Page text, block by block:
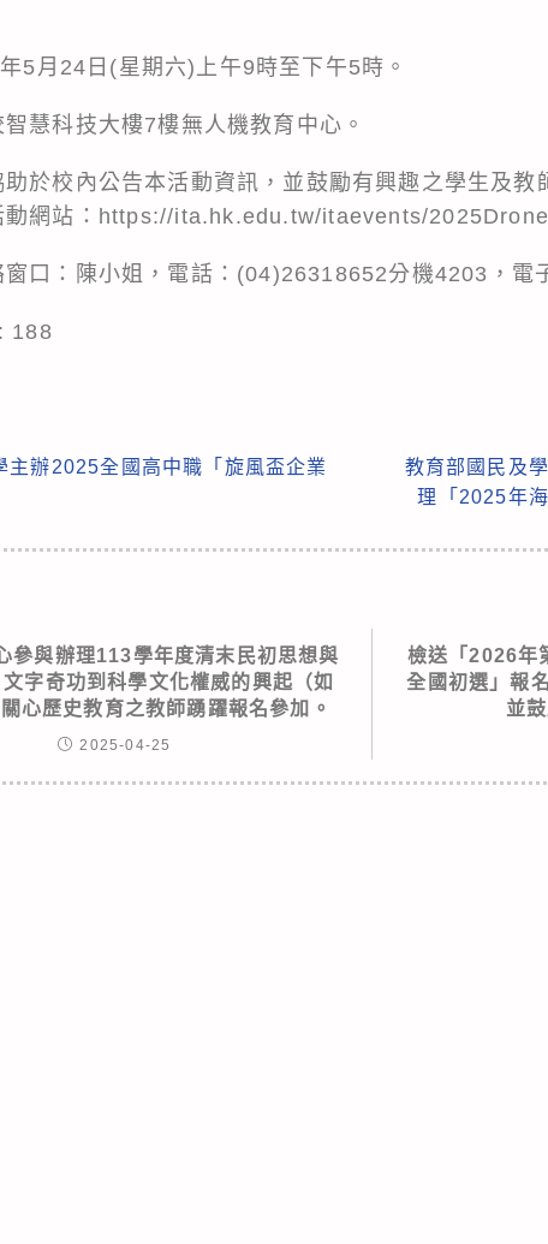
5月24日(星期六)上午9時至下午5時。
慧科技大樓7樓無人機教育中心。
助於校內公告本活動資訊，並鼓勵有興趣之學生及教
動網站：https://ita.hk.edu.tw/itaevents/
窗口：陳小姐，電話：(04)26318652分機4203，電
188
主辦2025全國高中職「旋風盃企業
教育部國民及
理「2025年
參與辦理113學年度清末民初思想與
字奇功到科學文化權威的興起（如
心歷史教育之教師踴躍報名參加。
2025-04-25
檢送「2026年
全國初選」報
並